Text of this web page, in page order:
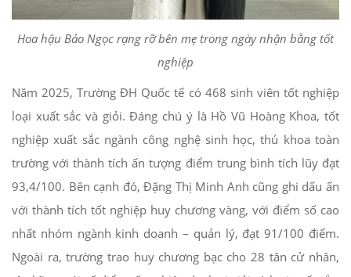
Hoa hậu Bảo Ngọc rạng rỡ bên mẹ trong ngày nhận bằng tốt
nghiệp
Năm 2025, Trường ĐH Quốc tế có 468 sinh viên tốt nghiệp
loại xuất sắc và giỏi. Đáng chú ý là Hồ Vũ Hoàng Khoa, tốt
nghiệp xuất sắc ngành công nghệ sinh học, thủ khoa toàn
trường với thành tích ấn tượng điểm trung bình tích lũy đạt
93,4/100. Bên cạnh đó, Đặng Thị Minh Anh cũng ghi dấu ấn
với thành tích tốt nghiệp huy chương vàng, với điểm số cao
nhất nhóm ngành kinh doanh – quản lý, đạt 91/100 điểm.
Ngoài ra, trường trao huy chương bạc cho 28 tân cử nhân,